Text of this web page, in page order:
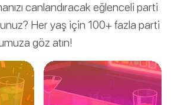
canlandıracak eğlenceli parti
Her yaş için 100+ fazla parti
göz atın!